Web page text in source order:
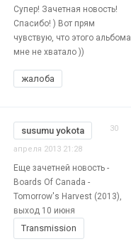
Супер! Зачетная новость!
Спасибо! ) Вот прям
чувствую, что этого альбома
мне не хватало ))
жалоба
susumu yokota 30
апреля 2013 21:28
Еще зачетней новость -
Boards Of Canada -
Tomorrow's Harvest (2013),
выход 10 июня
Transmission